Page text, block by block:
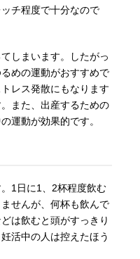
チ程度で十分なので
しまいます。したがっ
めの運動がおすすめで
レス発散にもなります
また、出産するための
運動が効果的です。
1日に1、2杯程度飲む
せんが、何杯も飲んで
は飲むと頭がすっきり
活中の人は控えたほう